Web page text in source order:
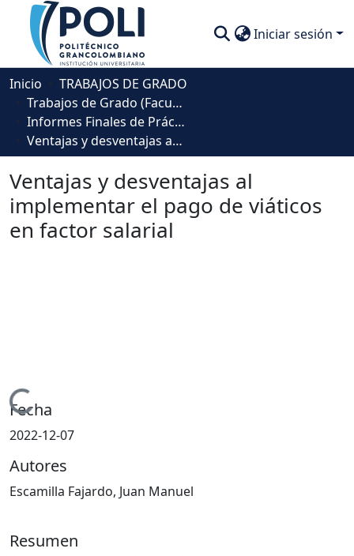
Iniciar sesión
Comunidades
Descubre
Estadísticas
Inicio
TRABAJOS DE GRADO
Trabajos de Grado (Facultad de Negocios, Gestión y Sostenibilidad)
Informes Finales de Práctica Empresarial - Contaduría Pública
Ventajas y desventajas al implementar el pago de viáticos en factor salarial
Ventajas y desventajas al
implementar el pago de viáticos
en factor salarial
Cargando...
Fecha
2022-12-07
Autores
Escamilla Fajardo, Juan Manuel
Resumen